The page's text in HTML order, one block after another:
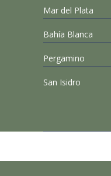
Mar del Plata
Bahía Blanca
Pergamino
San Isidro